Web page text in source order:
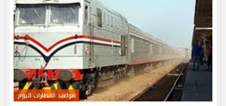
مواعيد القطارات اليوم